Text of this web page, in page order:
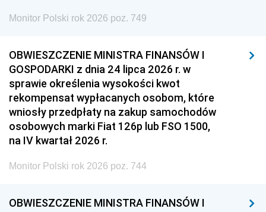
Monitor Polski rok 2026 poz. 749
OBWIESZCZENIE MINISTRA FINANSÓW I
GOSPODARKI z dnia 24 lipca 2026 r. w
sprawie określenia wysokości kwot
rekompensat wypłacanych osobom, które
wniosły przedpłaty na zakup samochodów
osobowych marki Fiat 126p lub FSO 1500,
na IV kwartał 2026 r.
Monitor Polski rok 2026 poz. 744
OBWIESZCZENIE MINISTRA FINANSÓW I